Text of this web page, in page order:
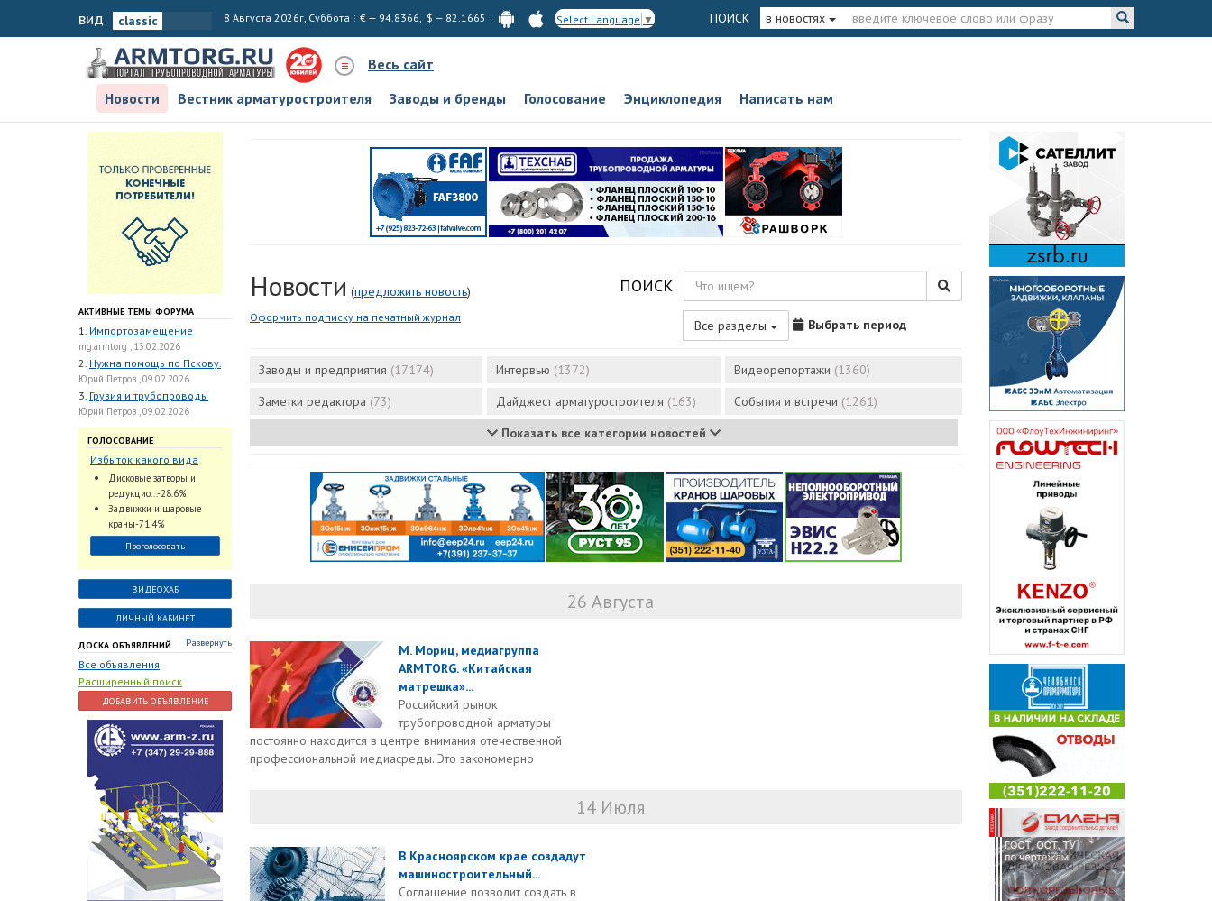
вид 8 Августа 2026г, Суббота € — 94.8366, $ — 82.1665 Select Language ▼ ПОИСК в новостях
Весь сайт
Новости
Вестник арматуростроителя Заводы и бренды Голосование Энциклопедия Написать нам
АКТИВНЫЕ ТЕМЫ ФОРУМА
1. Импортозамещение
mg.armtorg , 13.02.2026
2. Нужна помощь по Пскову.
Юрий Петров , 09.02.2026
3. Грузия и трубопроводы
Юрий Петров , 09.02.2026
ГОЛОСОВАНИЕ
Избыток какого вида
трубопроводной
арматуры наблюдается
на Российском рынке с
2024 по 2026 годы?
Дисковые затворы и
редукцио...-28.6%
Задвижки и шаровые
краны-71.4%
Проголосовать
ВИДЕОХАБ
ЛИЧНЫЙ КАБИНЕТ
ДОСКА ОБЪЯВЛЕНИЙ Развернуть
Все объявления
Расширенный поиск
ДОБАВИТЬ ОБЪЯВЛЕНИЕ
Новости (предложить новость)
Оформить подписку на печатный журнал
ПОИСК
Все разделы Выбрать период
Заводы и предприятия (17174) Интервью (1372) Видеорепортажи (1360)
Заметки редактора (73) Дайджест арматуростроителя (163) События и встречи (1261)
Показать все категории новостей
26 Августа
М. Мориц, медиагруппа
ARMTORG. «Китайская
матрешка»...
Российский рынок
трубопроводной арматуры
постоянно находится в центре внимания отечественной
профессиональной медиасреды. Это закономерно
14 Июля
В Красноярском крае создадут
машиностроительный...
Соглашение позволит создать в